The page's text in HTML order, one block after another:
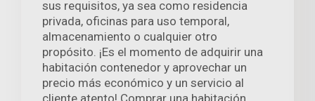
sus requisitos, ya sea como residencia
privada, oficinas para uso temporal,
almacenamiento o cualquier otro
propósito. ¡Es el momento de adquirir una
habitación contenedor y aprovechar un
precio más económico y un servicio al
cliente atento! Comprar una habitación